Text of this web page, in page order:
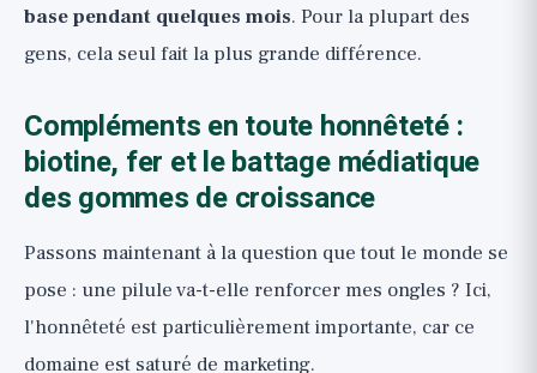
base pendant quelques mois. Pour la plupart des
gens, cela seul fait la plus grande différence.
Compléments en toute honnêteté :
biotine, fer et le battage médiatique
des gommes de croissance
Passons maintenant à la question que tout le monde se
pose : une pilule va-t-elle renforcer mes ongles ? Ici,
l'honnêteté est particulièrement importante, car ce
domaine est saturé de marketing.